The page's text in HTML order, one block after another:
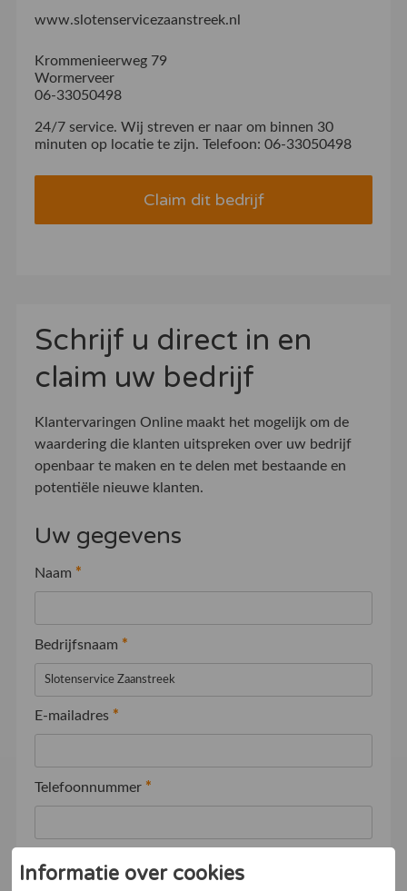
www.slotenservicezaanstreek.nl
Krommenieerweg 79
Wormerveer
06-33050498
24/7 service. Wij streven er naar om binnen 30
minuten op locatie te zijn. Telefoon: 06-33050498
Claim dit bedrijf
Schrijf u direct in en
claim uw bedrijf
Klantervaringen Online maakt het mogelijk om de
waardering die klanten uitspreken over uw bedrijf
openbaar te maken en te delen met bestaande en
potentiële nieuwe klanten.
Uw gegevens
Naam *
Bedrijfsnaam *
E-mailadres *
Telefoonnummer *
Informatie over cookies